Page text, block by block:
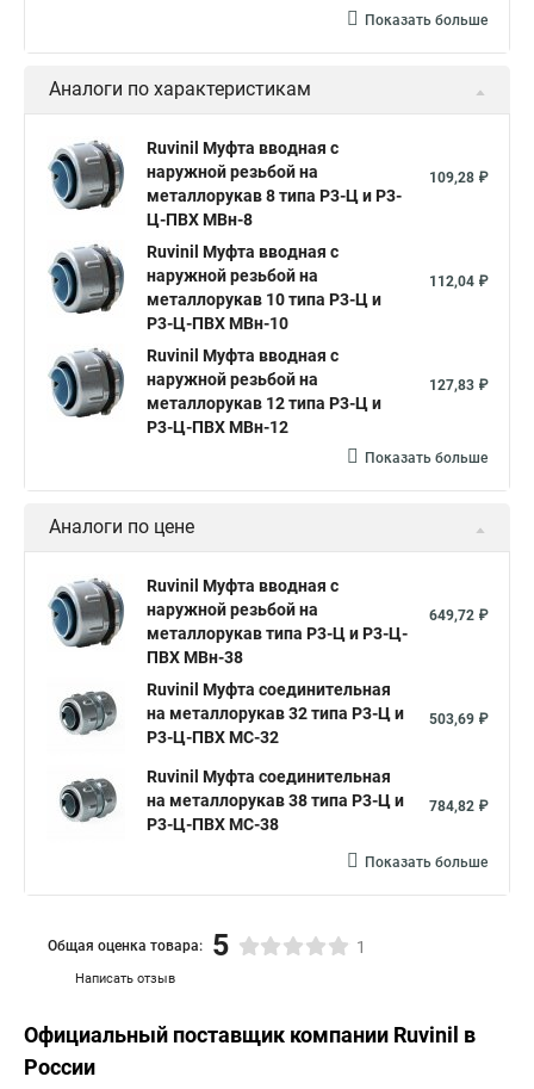
Показать больше
Аналоги по характеристикам
Ruvinil Муфта вводная с
наружной резьбой на
металлорукав 8 типа Р3-Ц и Р3-
Ц-ПВХ МВн-8
109,28 ₽
Ruvinil Муфта вводная с
наружной резьбой на
металлорукав 10 типа Р3-Ц и
Р3-Ц-ПВХ МВн-10
112,04 ₽
Ruvinil Муфта вводная с
наружной резьбой на
металлорукав 12 типа Р3-Ц и
Р3-Ц-ПВХ МВн-12
127,83 ₽
Показать больше
Аналоги по цене
Ruvinil Муфта вводная с
наружной резьбой на
металлорукав типа Р3-Ц и Р3-Ц-
ПВХ МВн-38
649,72 ₽
Ruvinil Муфта соединительная
на металлорукав 32 типа Р3-Ц и
Р3-Ц-ПВХ МС-32
503,69 ₽
Ruvinil Муфта соединительная
на металлорукав 38 типа Р3-Ц и
Р3-Ц-ПВХ МС-38
784,82 ₽
Показать больше
Написать отзыв
Общая оценка товара: 5 1
Официальный поставщик компании Ruvinil в
России